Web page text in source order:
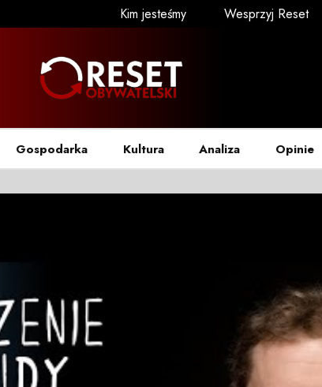
Kim jesteśmy Wesprzyj Reset
Gospodarka Kultura Analiza Opinie